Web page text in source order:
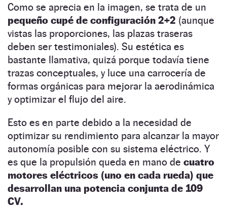
Como se aprecia en la imagen, se trata de un
pequeño cupé de configuración 2+2 (aunque
vistas las proporciones, las plazas traseras
deben ser testimoniales). Su estética es
bastante llamativa, quizá porque todavía tiene
trazas conceptuales, y luce una carrocería de
formas orgánicas para mejorar la aerodinámica
y optimizar el flujo del aire.
Esto es en parte debido a la necesidad de
optimizar su rendimiento para alcanzar la mayor
autonomía posible con su sistema eléctrico. Y
es que la propulsión queda en mano de cuatro
motores eléctricos (uno en cada rueda) que
desarrollan una potencia conjunta de 109
CV.